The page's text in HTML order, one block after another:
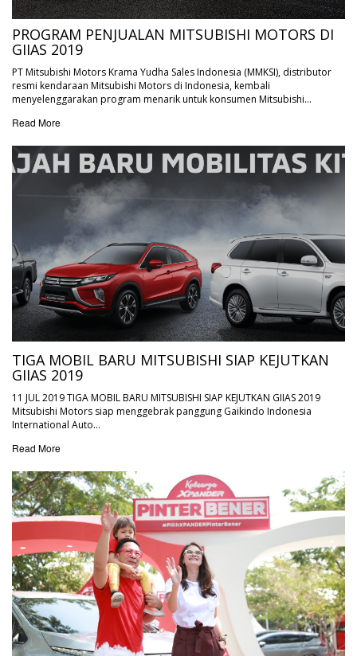
PROGRAM PENJUALAN MITSUBISHI MOTORS DI
GIIAS 2019
PT Mitsubishi Motors Krama Yudha Sales Indonesia (MMKSI), distributor
resmi kendaraan Mitsubishi Motors di Indonesia, kembali
menyelenggarakan program menarik untuk konsumen Mitsubishi…
Read More
TIGA MOBIL BARU MITSUBISHI SIAP KEJUTKAN
GIIAS 2019
11 JUL 2019 TIGA MOBIL BARU MITSUBISHI SIAP KEJUTKAN GIIAS 2019
Mitsubishi Motors siap menggebrak panggung Gaikindo Indonesia
International Auto…
Read More